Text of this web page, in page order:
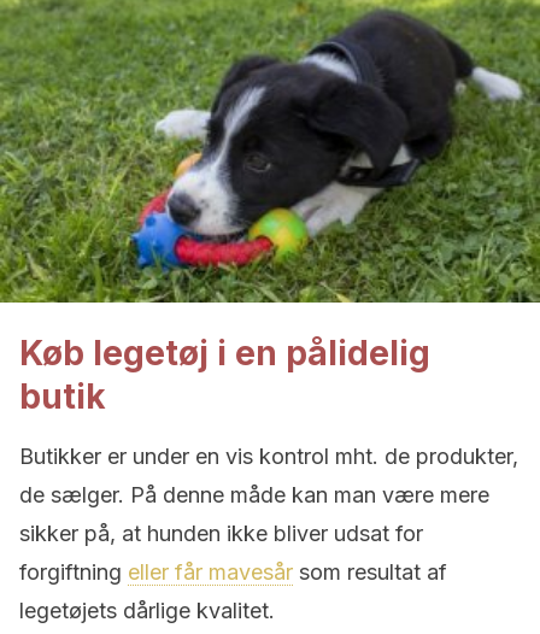
Køb legetøj i en pålidelig
butik
Butikker er under en vis kontrol mht. de produkter,
de sælger. På denne måde kan man være mere
sikker på, at hunden ikke bliver udsat for
forgiftning eller får mavesår som resultat af
legetøjets dårlige kvalitet.